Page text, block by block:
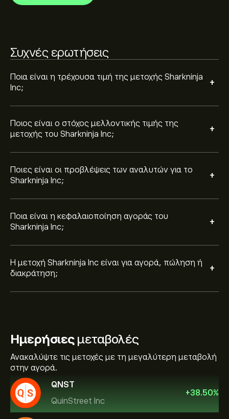
Συχνές ερωτήσεις
Ποια είναι η τρέχουσα τιμή της μετοχής Sharkninja
Inc;
+
Ποιος είναι ο στόχος μελλοντικής τιμής της
μετοχής του Sharkninja Inc;
+
Ποιες είναι οι προβλέψεις των αναλυτών για το
Sharkninja Inc;
+
μελλοντικές διακυμάνσεις της τιμής.
Ποια είναι η κεφαλαιοποίηση αγοράς του
Sharkninja Inc;
+
Η μετοχή Sharkninja Inc είναι για αγορά, πώληση ή
διακράτηση;
+
Βάσει των συστάσεων από 7 αναλυτές για το SN τους
Ισχυρή Αγορά.
Ημερήσιεςμεταβολές
Ανακαλύψτε τις μετοχές με τη μεγαλύτερη μεταβολή
στην αγορά.
QNST
QuinStreet Inc
+38.50%